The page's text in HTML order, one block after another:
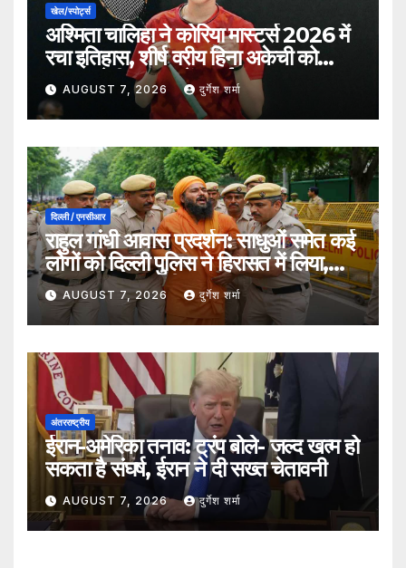
खेल/स्पोर्ट्स
अश्मिता चालिहा ने कोरिया मास्टर्स 2026 में
रचा इतिहास, शीर्ष वरीय हिना अकेची को
हराकर सेमीफाइनल में बनाई जगह
AUGUST 7, 2026 दुर्गेश शर्मा
दिल्ली / एनसीआर
राहुल गांधी आवास प्रदर्शन: साधुओं समेत कई
लोगों को दिल्ली पुलिस ने हिरासत में लिया,
सुरक्षा व्यवस्था कड़ी
AUGUST 7, 2026 दुर्गेश शर्मा
अंतरराष्ट्रीय
ईरान-अमेरिका तनाव: ट्रंप बोले- जल्द खत्म हो
सकता है संघर्ष, ईरान ने दी सख्त चेतावनी
AUGUST 7, 2026 दुर्गेश शर्मा